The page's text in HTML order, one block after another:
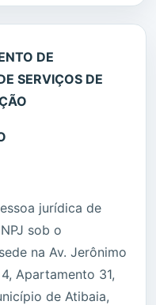
DE
SERVIÇOS DE
jurídica de
sob o
na Av. Jerônimo
Apartamento 31,
de Atibaia,